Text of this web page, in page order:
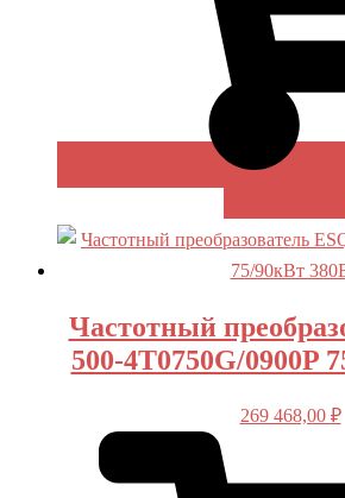
Частотный
500-4T0750G/0900P
269 468,00 ₽